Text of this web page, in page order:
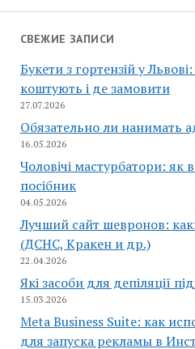
СВЕЖИЕ ЗАПИСИ
Букети з гортензій у
коштують і де замовити
27.07.2026
Обязательно ли нанимать
16.05.2026
Чоловічі мастурбатори:
посібник
04.05.2026
Лучший сайт шевронов:
(ДСНС, Кракен и др.)
22.04.2026
Які засоби для депіляції
15.03.2026
Meta Business Suite: как
для запуска рекламы в